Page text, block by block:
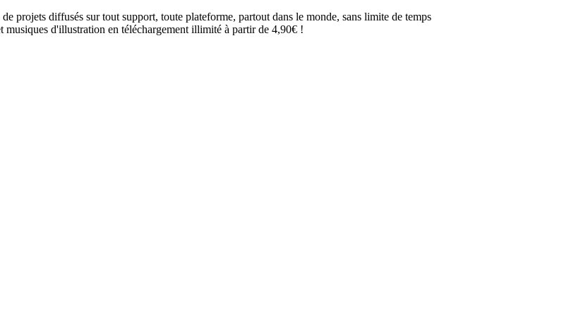
diffusés sur tout support, toute plateforme, partout dans le monde, sans limite de temps
musiques d'illustration en téléchargement illimité à partir de 4,90€ !